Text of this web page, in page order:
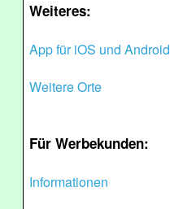
Weiteres:
App für iOS und Android
Weitere Orte
Für Werbekunden:
Informationen